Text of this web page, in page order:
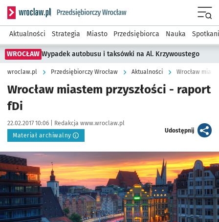
Serwis informacyjny wroclaw.pl podserwis: Strategia
Aktualności Strategia Miasto Przedsiębiorca Nauka
WROCŁAW Wypadek autobusu i taksówki na Al. Krzywoustego
wroclaw.pl Przedsiębiorczy Wrocław Aktualności Wrocław
Wrocław miastem przyszłości - raport
fDi
Data publikacji:
22.02.2017 10:06 | Autor:
Redakcja www.wroclaw.pl
Materiał archiwalny
Udostępnijartykuł
Kliknij, aby powiększyć